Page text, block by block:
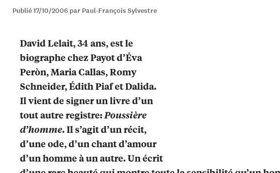
Publié 17/10/2006 par Paul-François Sylvestre
David Lelait, 34 ans, est le
biographe chez Payot d’Éva
Peròn, Maria Callas, Romy
Schneider, Édith Piaf et Dalida.
Il vient de signer un livre d’un
tout autre registre:Poussière
d’homme. Il s’agit d’un récit,
d’une ode, d’un chant d’amour
d’un homme à un autre. Un écrit